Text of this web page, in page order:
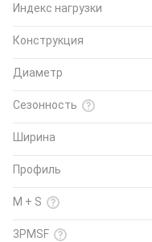
Индекс нагрузки
Конструкция
Диаметр
Сезонность
Ширина
Профиль
M + S
3PMSF